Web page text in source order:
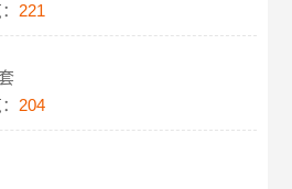
221
204